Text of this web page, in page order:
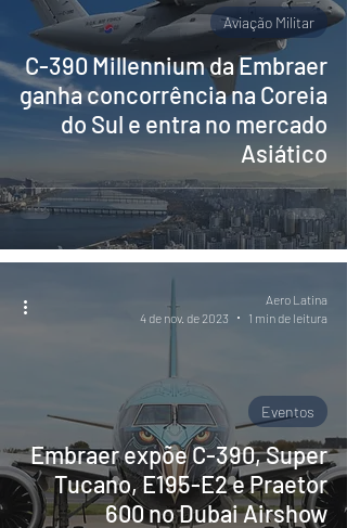
C-390 Millennium da Embraer
ganha concorrência na Coreia
do Sul e entra no mercado
Asiático
Aviação Militar
Embraer expõe C-390, Super
Tucano, E195-E2 e Praetor
600 no Dubai Airshow
Eventos
Aero Latina
4 de nov. de 2023
1 min de leitura